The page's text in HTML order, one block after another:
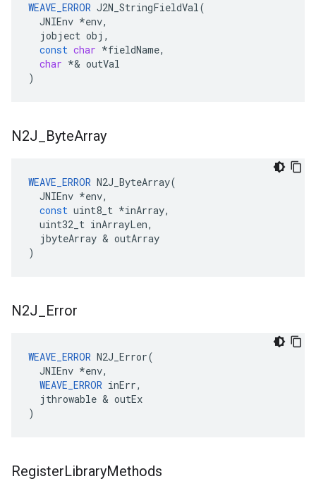
WEAVE_ERROR J2N_StringFieldVal(
JNIEnv *env,
jobject obj ,
const char *fieldName,
char *& outVal
)
N2J ByteArray
WEAVE_ERROR N2J_ByteArray(
JNIEnv *env,
const uint8_t *inArray,
uint32_t inArrayLen,
jbyteArray & outArray
)
N2J Error
WEAVE_ERROR N2J_Error(
  JNIEnv *env,
WEAVE_ERROR inErr,
  jthrowable & outEx
)
RegisterLibraryMethods